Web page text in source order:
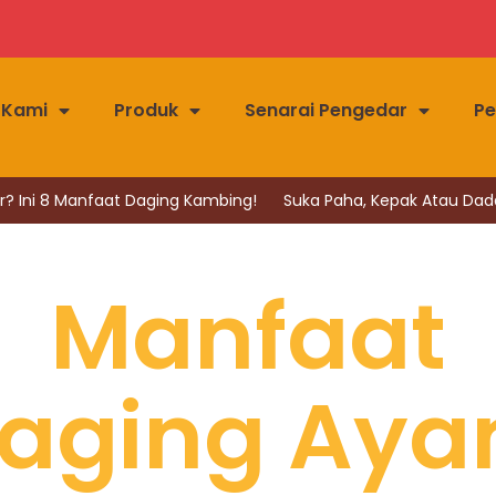
Produk Senarai Pengedar
8 Manfaat Daging Kambing! Suka Paha, Kepak Atau Dada
Manfaat